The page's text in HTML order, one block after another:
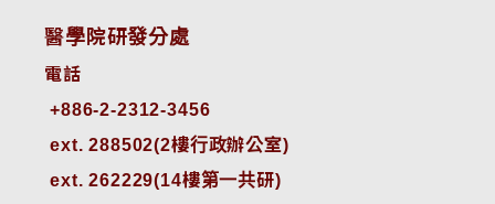
醫學院研發分處
電話
ext. 288502(2樓行政辦公室)
ext. 262229(14樓第一共研)